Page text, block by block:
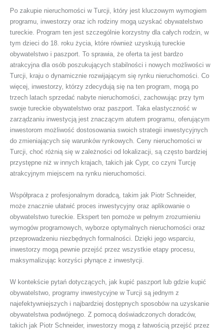
Po zakupie nieruchomości w Turcji, który jest kluczowym wymogiem
programu, inwestorzy oraz ich rodziny mogą uzyskać obywatelstwo
tureckie. Program ten jest szczególnie korzystny dla całych rodzin, w
tym dzieci do 18. roku życia, które również uzyskują tureckie
obywatelstwo i paszport. To sprawia, że oferta ta jest bardzo
atrakcyjna dla osób poszukujących stabilności i nowych możliwości w
Turcji, kraju o dynamicznie rozwijającym się rynku nieruchomości. Co
więcej, inwestorzy, którzy zdecydują się na ten program, mogą po
trzech latach sprzedać nabyte nieruchomości, zachowując przy tym
swoje tureckie obywatelstwo oraz paszport. Taka elastyczność w
zarządzaniu inwestycją jest znaczącym atutem programu, oferującym
inwestorom możliwość dostosowania swoich strategii inwestycyjnych
do zmieniających się warunków rynkowych. Ceny nieruchomości w
Turcji, choć różnią się w zależności od lokalizacji, są często bardziej
przystępne niż w innych krajach, takich jak Cypr, co czyni Turcję
atrakcyjnym miejscem na rynku nieruchomości.
Współpraca z profesjonalnym doradcą, takim jak Piotr Schneider,
może znacznie ułatwić proces inwestycyjny oraz aplikowanie o
obywatelstwo tureckie. Ekspert ten pomoże w pełnym zrozumieniu
wymogów programowych, wyborze optymalnych nieruchomości oraz
przeprowadzeniu niezbędnych formalności. Dzięki jego wsparciu,
inwestorzy mogą pewnie przejść przez wszystkie etapy procesu,
maksymalizując korzyści płynące z inwestycji.
W kontekście pytań dotyczących, jak kupić paszport lub gdzie kupić
obywatelstwo, programy inwestycyjne w Turcji są jednym z
najefektywniejszych i najbardziej dostępnych sposobów na uzyskanie
obywatelstwa podwójnego. Z pomocą doświadczonych doradców,
takich jak Piotr Schneider, inwestorzy mogą z łatwością przejść przez